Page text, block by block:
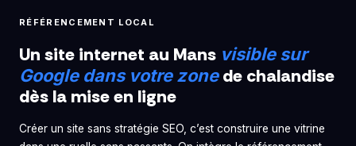
RÉFÉRENCEMENT LOCAL
Un site internet au Mans visible sur
Google dans votre zonede chalandise
dès la mise en ligne
Créer un site sans stratégie SEO, c’est construire une vitrine